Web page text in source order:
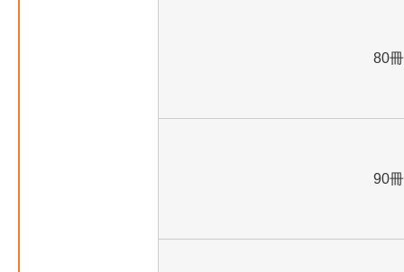
80冊
90冊